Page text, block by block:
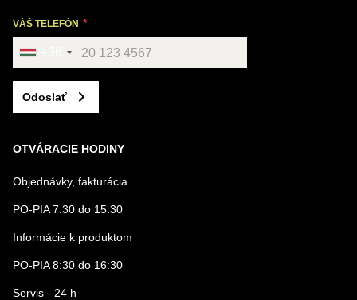
VÁŠ TELEFÓN
Odoslať
OTVÁRACIE HODINY
Objednávky, fakturácia
PO-PIA 7:30 do 15:30
Informácie k produktom
PO-PIA 8:30 do 16:30
Servis - 24 h